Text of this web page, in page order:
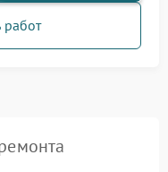
работ